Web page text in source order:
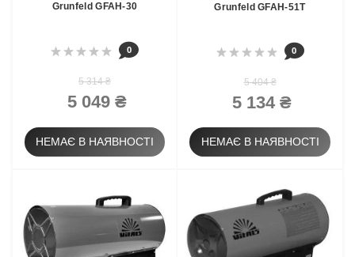
Grunfeld GFAH-30
0
5 314 ₴
5 049 ₴
НЕМАЄ В НАЯВНОСТІ
Grunfeld GFAH-51T
0
5 404 ₴
5 134 ₴
НЕМАЄ В НАЯВНОСТІ